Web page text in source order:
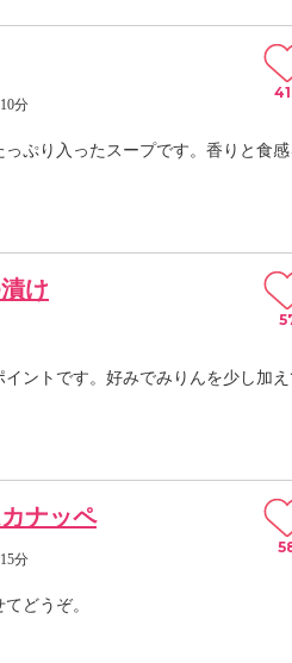
10分
ぷり入ったスープです。香りと食感
け
ントです。好みでみりんを少し加え
ナッペ
15分
どうぞ。